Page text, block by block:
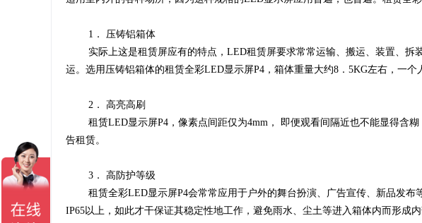
1． 压铸铝箱体
实际上这是租赁屏应有的特点，LED租赁屏要求常常运输、搬运、装置、拆
运。选用压铸铝箱体的租赁全彩LED显示屏P4，箱体重量大约8．5KG左右，一个
2． 高亮高刷
租赁LED显示屏P4，像素点间距仅为4mm， 即便观看间隔近也不能显得含糊
告租赁。
3． 高防护等级
租赁全彩LED显示屏P4会常常应用于户外的舞台扮演、广告宣传、新品发布
IP65以上，如此才干保证其稳定性地工作，避免雨水、尘土等进入箱体内而形成内